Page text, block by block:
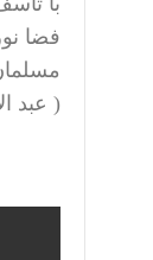
فضا
( عبد